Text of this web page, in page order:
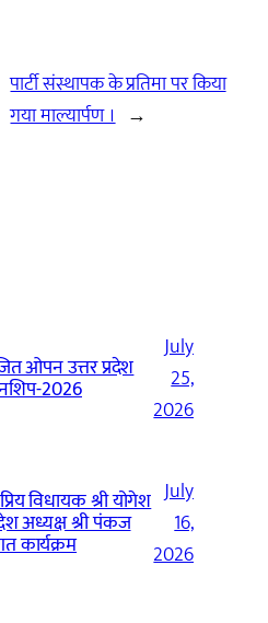
पार्टी संस्थापक के प्रतिमा पर किया
गया माल्यार्पण । →
उत्तर प्रदेश
2026
July
25,
2026
विधायक श्री योगेश
अध्यक्ष श्री पंकज
कार्यक्रम
July
16,
2026